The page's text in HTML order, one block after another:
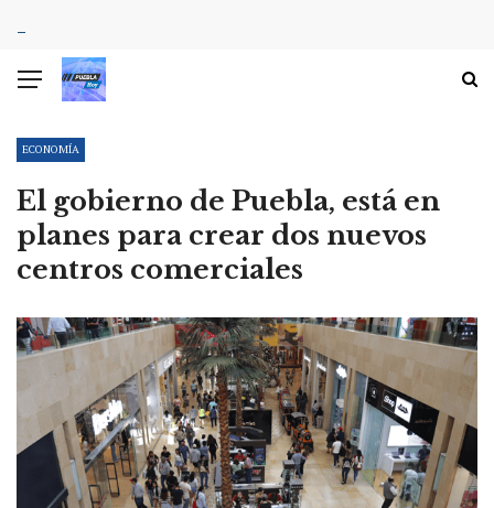
ECONOMÍA
El gobierno de Puebla, está en
planes para crear dos nuevos
centros comerciales